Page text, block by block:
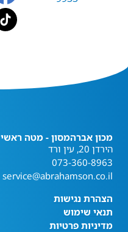
מכון אברהמסון - מטה ראשי
הירדן 20, עין ורד
073-360-8963
service@abrahamson.co.il
הצהרת נגישות
תנאי שימוש
מדיניות פרטיות